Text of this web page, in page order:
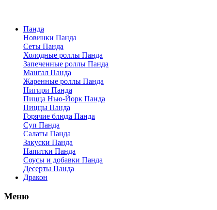
Панда
Новинки Панда
Сеты Панда
Холодные роллы Панда
Запеченные роллы Панда
Мангал Панда
Жаренные роллы Панда
Нигири Панда
Пицца Нью-Йорк Панда
Пиццы Панда
Горячие блюда Панда
Суп Панда
Салаты Панда
Закуски Панда
Напитки Панда
Соусы и добавки Панда
Десерты Панда
Дракон
Меню